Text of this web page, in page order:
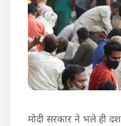
मोदी सरकार ने भले ही